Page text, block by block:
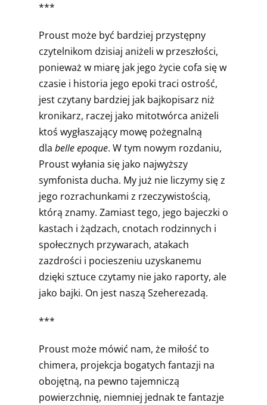
***
Proust może być bardziej przystępny
czytelnikom dzisiaj aniżeli w przeszłości,
ponieważ w miarę jak jego życie cofa się w
czasie i historia jego epoki traci ostrość,
jest czytany bardziej jak bajkopisarz niż
kronikarz, raczej jako mitotwórca aniżeli
ktoś wygłaszający mowę pożegnalną
dla belle epoque. W tym nowym rozdaniu,
Proust wyłania się jako najwyższy
symfonista ducha. My już nie liczymy się z
jego rozrachunkami z rzeczywistością,
którą znamy. Zamiast tego, jego bajeczki o
kastach i żądzach, cnotach rodzinnych i
społecznych przywarach, atakach
zazdrości i pocieszeniu uzyskanemu
dzięki sztuce czytamy nie jako raporty, ale
jako bajki. On jest naszą Szeherezadą.
***
Proust może mówić nam, że miłość to
chimera, projekcja bogatych fantazji na
obojętną, na pewno tajemniczą
powierzchnię, niemniej jednak te fantazje